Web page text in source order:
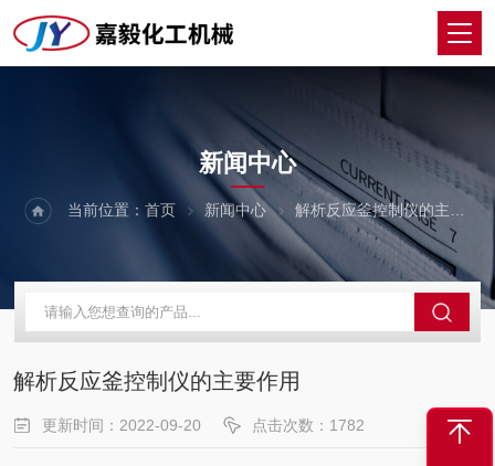
NEWS
新闻中心
当前位置：首页 新闻中心 解析反应釜控制仪的主要作用
解析反应釜控制仪的主要作用
更新时间：2022-09-20 点击次数：1782